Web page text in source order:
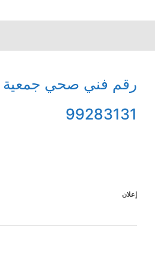
رقم فني صحي جمعية
99283131
إعلان